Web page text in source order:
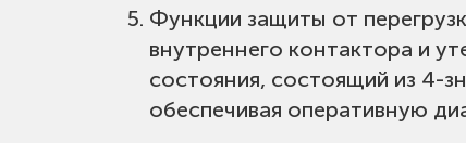
Функции защиты от
внутреннего контактора и
состояния, состоящий из 4-
обеспечивая оперативную
Защитные функции: Перегрузки
перегрев, защита от перекоса,